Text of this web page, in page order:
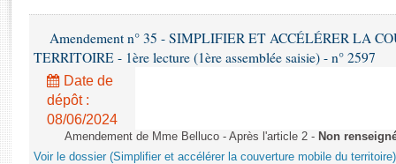
Rapports d'enquête
Rapports législatifs
Rapports sur l'application des lois
Baromètre de l’application des lois
Budget et sécurité sociale
Amendement n° 35 - SIMPLIFIER ET ACCÉLÉRER LA
TERRITOIRE - 1ère lecture (1ère assemblée saisie) - n° 2597
Date de
dépôt :
08/06/2024
Amendement de Mme Belluco - Après l'article 2 - Non
Voir le dossier (Simplifier et accélérer la couverture mobile du territoire)